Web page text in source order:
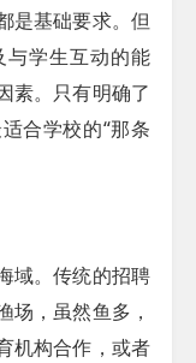
是基础要求。但
与学生互动的能
素。只有明确了
合学校的“那条
域。传统的招聘
场，虽然鱼多，
机构合作，或者